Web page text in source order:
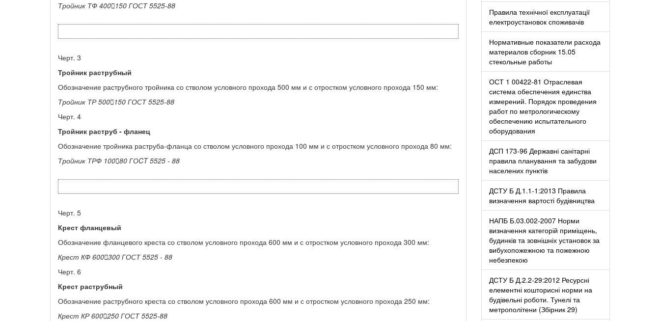
Тройник ТФ 400150 ГОСТ 5525-88
Черт. 3
Тройник раструбный
Обозначение раструбного тройника со стволом условного прохода 500 мм и с отростком условного прохода 150 мм:
Тройник ТР 500150 ГОСТ 5525-88
Черт. 4
Тройник раструб - фланец
Обозначение тройника раструба-фланца со стволом условного прохода 100 мм и с отростком условного прохода 80 мм:
Тройник ТРФ 10080 ГОCT 5525 - 88
Черт. 5
Крест фланцевый
Обозначение фланцевого креста со стволом условного прохода 600 мм и с отростком условного прохода 300 мм:
Крест КФ 600300 ГОСТ 5525 - 88
Черт. 6
Крест раструбный
Обозначение раструбного креста со стволом условного прохода 600 мм и с отростком условного прохода 250 мм:
Крест КР 600250 ГОСТ 5525-88
Правила технічної експлуатації
електроустановок споживачів
Нормативные показатели расхода
материалов сборник 15.05
стекольные работы
ОСТ 1 00422-81 Отраслевая
система обеспечения единства
измерений. Порядок проведения
работ по метрологическому
обеспечению испытательного
оборудования
ДСП 173-96 Державні санітарні
правила планування та забудови
населених пунктів
ДСТУ Б Д.1.1-1:2013 Правила
визначення вартості будівництва
НАПБ Б.03.002-2007 Норми
визначення категорій приміщень,
будинків та зовнішніх установок за
вибухопожежною та пожежною
небезпекою
ДСТУ Б Д.2.2-29:2012 Ресурсні
елементні кошторисні норми на
будівельні роботи. Тунелі та
метрополітени (Збірник 29)